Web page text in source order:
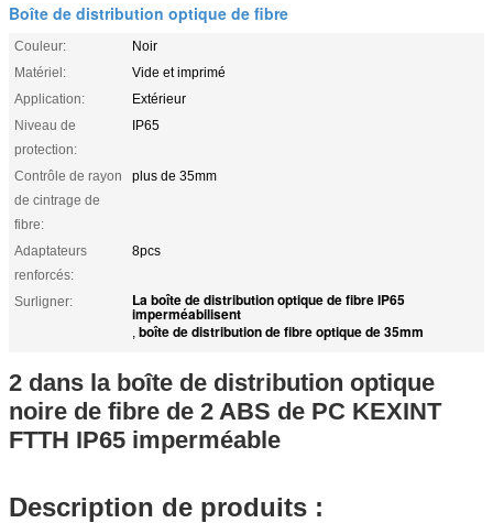
Boîte de distribution optique de fibre
Couleur:
Noir
Matériel:
Vide et imprimé
Application:
Extérieur
Niveau de
protection:
IP65
Contrôle de rayon
de cintrage de
fibre:
plus de 35mm
Adaptateurs
renforcés:
8pcs
Surligner: La boîte de distribution optique de fibre IP65
imperméabilisent
, boîte de distribution de fibre optique de 35mm
2 dans la boîte de distribution optique
noire de fibre de 2 ABS de PC KEXINT
FTTH IP65 imperméable
Description de produits :